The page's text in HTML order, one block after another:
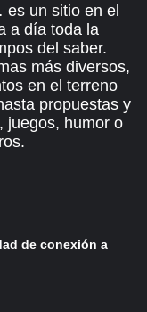
un sitio en el
a día toda la
del saber.
más diversos,
en el terreno
propuestas y
juegos, humor o
de conexión a